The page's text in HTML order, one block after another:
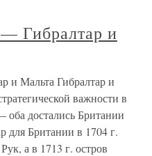
Гибралтар и
и Мальта Гибралтар и
важности в
достались Британии
для Британии в 1704 г.
а в 1713 г. остров